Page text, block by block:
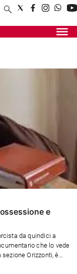
e
da quindici a
che lo vede
Orizzonti, è
esorcista padre